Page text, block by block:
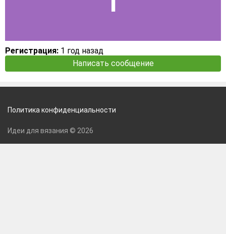
Регистрация: 1 год назад
Написать сообщение
Политика конфиденциальности
Идеи для вязания © 2026